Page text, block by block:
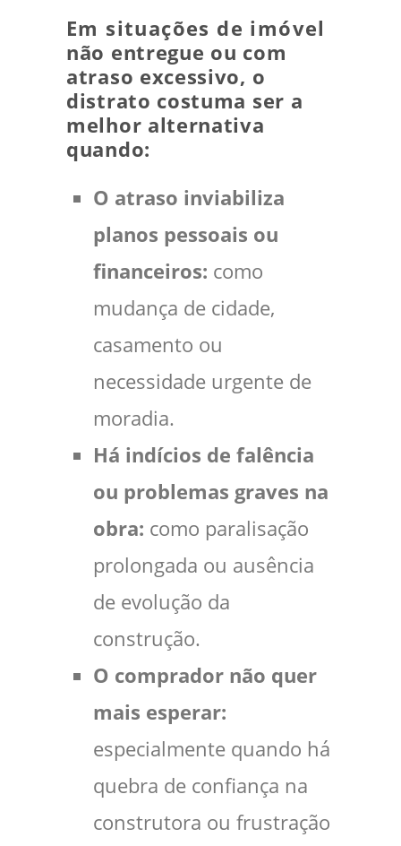
Em situações de imóvel
não entregue ou com
atraso excessivo, o
distrato costuma ser a
melhor alternativa
quando:
O atraso inviabiliza
planos pessoais ou
financeiros: como
mudança de cidade,
casamento ou
necessidade urgente de
moradia.
Há indícios de falência
ou problemas graves na
obra: como paralisação
prolongada ou ausência
de evolução da
construção.
O comprador não quer
mais esperar:
especialmente quando há
quebra de confiança na
construtora ou frustração